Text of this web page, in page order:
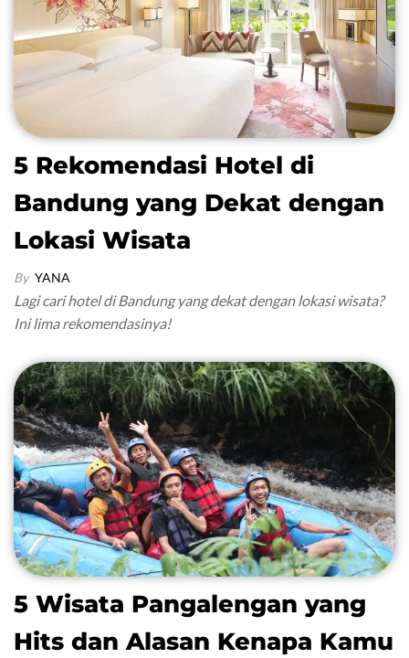
5 Rekomendasi Hotel di
Bandung yang Dekat dengan
Lokasi Wisata
By YANA
Lagi cari hotel di Bandung yang dekat dengan lokasi wisata?
Ini lima rekomendasinya!
5 Wisata Pangalengan yang
Hits dan Alasan Kenapa Kamu